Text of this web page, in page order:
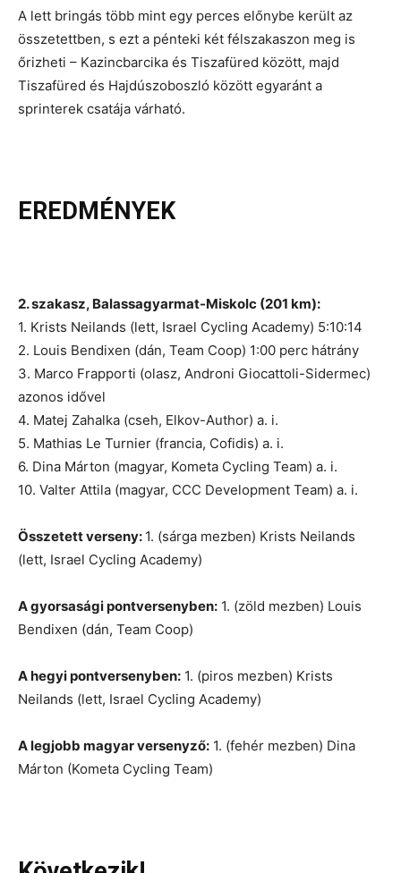
A lett bringás több mint egy perces előnybe került az
összetettben, s ezt a pénteki két félszakaszon meg is
őrizheti – Kazincbarcika és Tiszafüred között, majd
Tiszafüred és Hajdúszoboszló között egyaránt a
sprinterek csatája várható.
EREDMÉNYEK
2. szakasz, Balassagyarmat-Miskolc (201 km):
1. Krists Neilands (lett, Israel Cycling Academy) 5:10:14
2. Louis Bendixen (dán, Team Coop) 1:00 perc hátrány
3. Marco Frapporti (olasz, Androni Giocattoli-Sidermec)
azonos idővel
4. Matej Zahalka (cseh, Elkov-Author) a. i.
5. Mathias Le Turnier (francia, Cofidis) a. i.
6. Dina Márton (magyar, Kometa Cycling Team) a. i.
10. Valter Attila (magyar, CCC Development Team) a. i.
Összetett verseny: 1. (sárga mezben) Krists Neilands
(lett, Israel Cycling Academy)
A gyorsasági pontversenyben: 1. (zöld mezben) Louis
Bendixen (dán, Team Coop)
A hegyi pontversenyben: 1. (piros mezben) Krists
Neilands (lett, Israel Cycling Academy)
A legjobb magyar versenyző: 1. (fehér mezben) Dina
Márton (Kometa Cycling Team)